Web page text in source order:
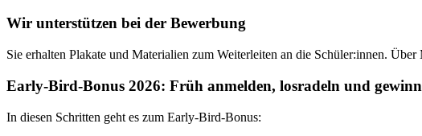
Wir unterstützen bei der Bewerbung
Sie erhalten Plakate und Materialien zum Weiterleiten an die Schüler:innen.
Early-Bird-Bonus 2026: Früh anmelden, losradeln und
In diesen Schritten geht es zum Early-Bird-Bonus: